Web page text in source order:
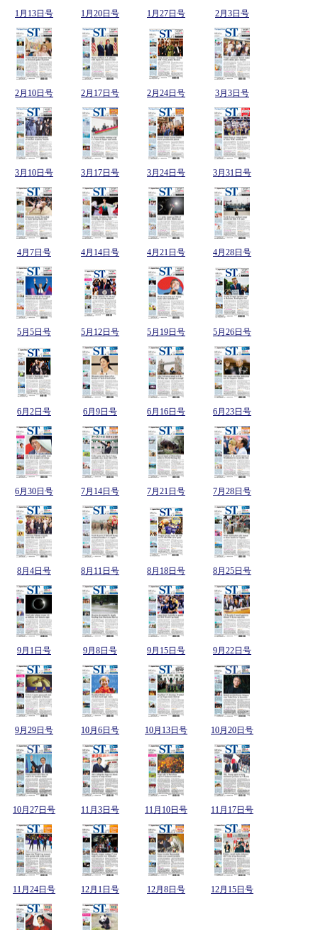
1月13日号 1月20日号 1月27日号 2月3日号
2月10日号 2月17日号 2月24日号 3月3日号
3月10日号 3月17日号 3月24日号 3月31日号
4月7日号 4月14日号 4月21日号 4月28日号
5月5日号 5月12日号 5月19日号 5月26日号
6月2日号 6月9日号 6月16日号 6月23日号
6月30日号 7月14日号 7月21日号 7月28日号
8月4日号 8月11日号 8月18日号 8月25日号
9月1日号 9月8日号 9月15日号 9月22日号
9月29日号 10月6日号 10月13日号 10月20日号
10月27日号 11月3日号 11月10日号 11月17日号
11月24日号 12月1日号 12月8日号 12月15日号